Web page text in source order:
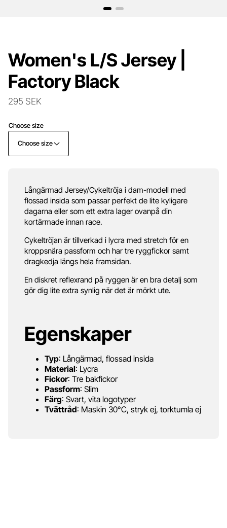
Women's L/S Jersey |
Factory Black
295 SEK
Choose size
Choose size
Långärmad Jersey/Cykeltröja i dam-modell med
flossad insida som passar perfekt de lite kyligare
dagarna eller som ett extra lager ovanpå din
kortärmade innan race.
Cykeltröjan är tillverkad i lycra med stretch för en
kroppsnära passform och har tre ryggfickor samt
dragkedja längs hela framsidan.
En diskret reflexrand på ryggen är en bra detalj som
gör dig lite extra synlig när det är mörkt ute.
Egenskaper
Typ: Långärmad, flossad insida
Material: Lycra
Fickor: Tre bakfickor
Passform: Slim
Färg: Svart, vita logotyper
Tvättråd: Maskin 30°C, stryk ej, torktumla ej